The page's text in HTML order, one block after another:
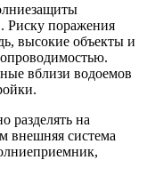
Риску поражения
высокие объекты и
вблизи водоемов
разделять на
система